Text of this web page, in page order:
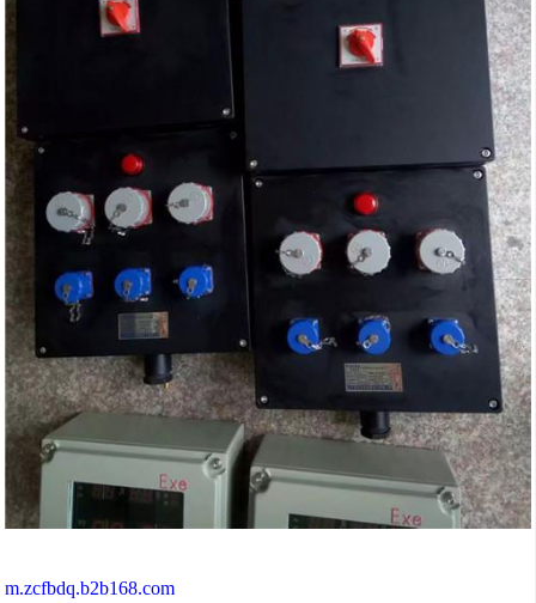
m.zcfbdq.b2b168.com